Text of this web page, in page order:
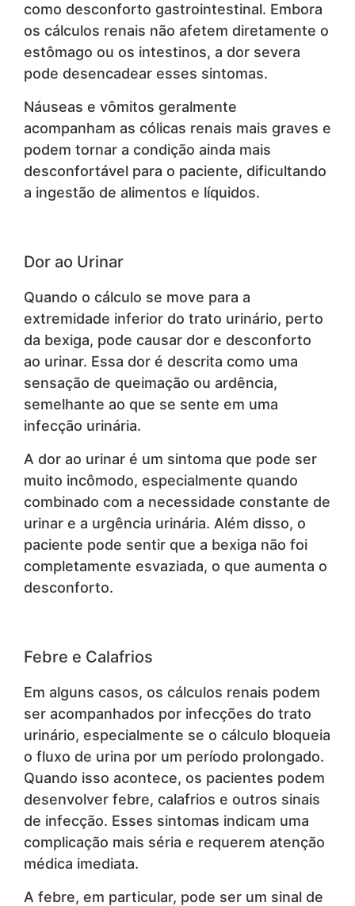
como desconforto gastrointestinal. Embora
os cálculos renais não afetem diretamente o
estômago ou os intestinos, a dor severa
pode desencadear esses sintomas.
Náuseas e vômitos geralmente
acompanham as cólicas renais mais graves e
podem tornar a condição ainda mais
desconfortável para o paciente, dificultando
a ingestão de alimentos e líquidos.
Dor ao Urinar
Quando o cálculo se move para a
extremidade inferior do trato urinário, perto
da bexiga, pode causar dor e desconforto
ao urinar. Essa dor é descrita como uma
sensação de queimação ou ardência,
semelhante ao que se sente em uma
infecção urinária.
A dor ao urinar é um sintoma que pode ser
muito incômodo, especialmente quando
combinado com a necessidade constante de
urinar e a urgência urinária. Além disso, o
paciente pode sentir que a bexiga não foi
completamente esvaziada, o que aumenta o
desconforto.
Febre e Calafrios
Em alguns casos, os cálculos renais podem
ser acompanhados por infecções do trato
urinário, especialmente se o cálculo bloqueia
o fluxo de urina por um período prolongado.
Quando isso acontece, os pacientes podem
desenvolver febre, calafrios e outros sinais
de infecção. Esses sintomas indicam uma
complicação mais séria e requerem atenção
médica imediata.
A febre, em particular, pode ser um sinal de